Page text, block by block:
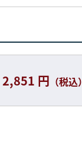
2,851 円 （税込）